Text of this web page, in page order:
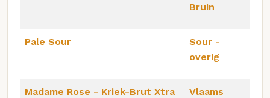
Bruin
Pale Sour
Sour -
overig
Madame Rose - Kriek-Brut Xtra
Vlaams